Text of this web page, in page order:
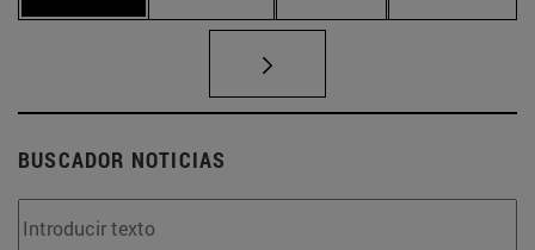
BUSCADOR NOTICIAS